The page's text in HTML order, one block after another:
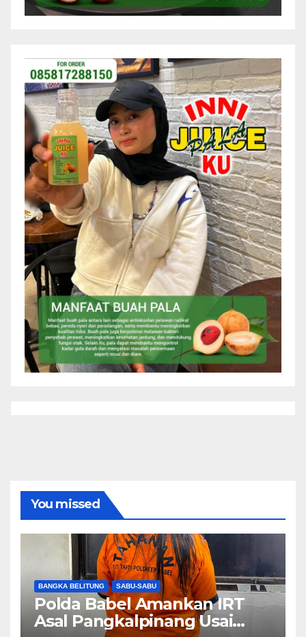
You missed
BANGKA BELITUNG SABU-SABU
Polda Babel Amankan IRT
Asal Pangkalpinang Usai